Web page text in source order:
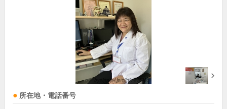
所在地・電話番号